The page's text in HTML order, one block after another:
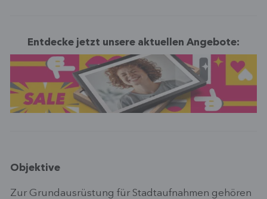
Entdecke jetzt unsere aktuellen Angebote:
Objektive
Zur Grundausrüstung für Stadtaufnahmen gehören